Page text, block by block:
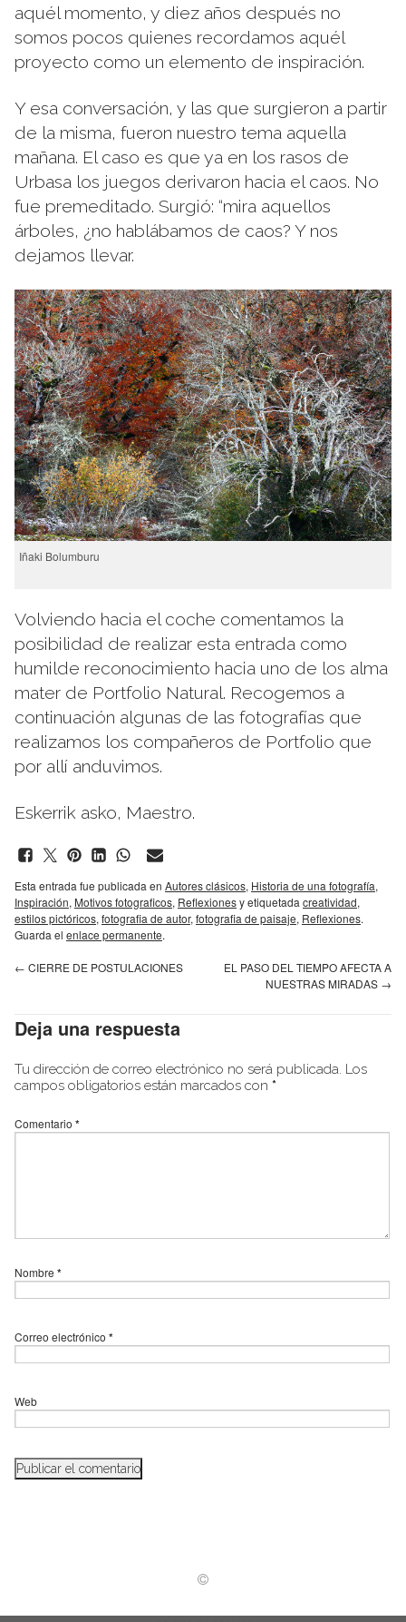
aquél momento, y diez años después no
somos pocos quienes recordamos aquél
proyecto como un elemento de inspiración.
Y esa conversación, y las que surgieron a partir
de la misma, fueron nuestro tema aquella
mañana. El caso es que ya en los rasos de
Urbasa los juegos derivaron hacia el caos. No
fue premeditado. Surgió: “mira aquellos
árboles, ¿no hablábamos de caos? Y nos
dejamos llevar.
Iñaki Bolumburu
Volviendo hacia el coche comentamos la
posibilidad de realizar esta entrada como
humilde reconocimiento hacia uno de los alma
mater de Portfolio Natural. Recogemos a
continuación algunas de las fotografías que
realizamos los compañeros de Portfolio que
por allí anduvimos.
Eskerrik asko, Maestro.
Esta entrada fue publicada en Autores clásicos, Historia de una fotografía,
Inspiración, Motivos fotograficos, Reflexionesy etiquetada creatividad,
estilos pictóricos, fotografia de autor, fotografia de paisaje, Reflexiones.
Guarda el enlace permanente.
← CIERRE DE POSTULACIONES
EL PASO DEL TIEMPO AFECTA A
NUESTRAS MIRADAS →
Deja una respuesta
Tu dirección de correo electrónico no será publicada. Los
campos obligatorios están marcados con *
Comentario *
Nombre *
Correo electrónico *
Web